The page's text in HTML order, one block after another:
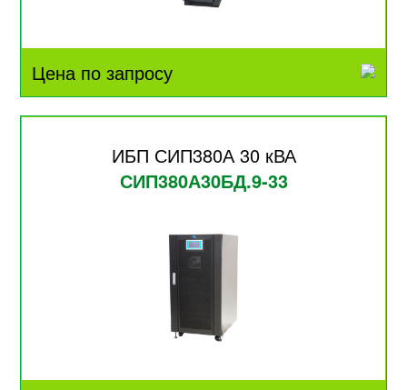
Цена по запросу
ИБП СИП380А 30 кВА
СИП380А30БД.9-33